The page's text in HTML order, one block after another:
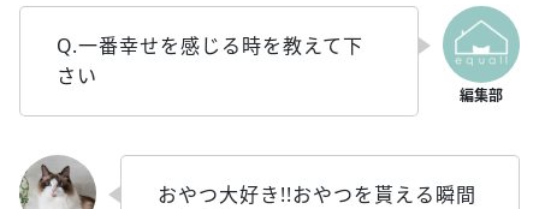
Q.一番幸せを感じる時を教えて下
さい
おやつ大好き!!おやつを貰える瞬間